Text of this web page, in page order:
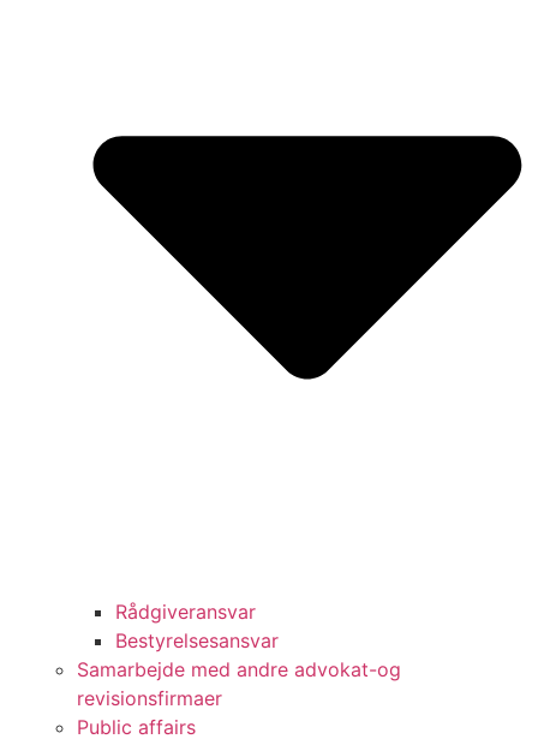
Rådgiveransvar
Bestyrelsesansvar
Samarbejde med andre advokat-og
revisionsfirmaer
Public affairs